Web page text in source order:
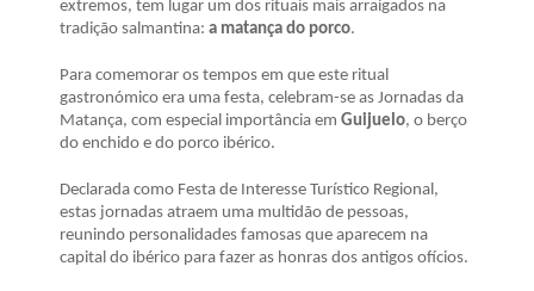
extremos, tem lugar um dos rituais mais arraigados na
tradição salmantina: a matança do porco.
Para comemorar os tempos em que este ritual
gastronómico era uma festa, celebram-se as Jornadas da
Matança, com especial importância em Guijuelo, o berço
do enchido e do porco ibérico.
Declarada como Festa de Interesse Turístico Regional,
estas jornadas atraem uma multidão de pessoas,
reunindo personalidades famosas que aparecem na
capital do ibérico para fazer as honras dos antigos ofícios.